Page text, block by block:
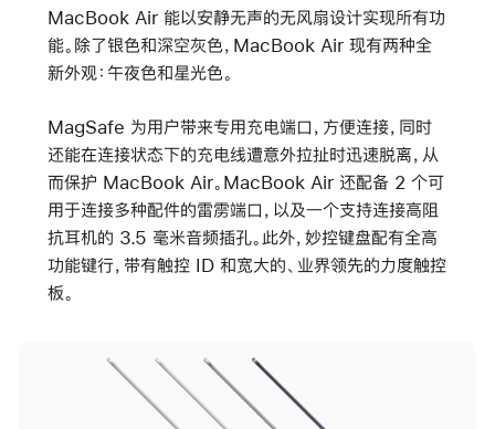
MacBook Air 能以安静无声的无风扇设计实现所有功
能。除了银色和深空灰色，MacBook Air 现有两种全
新外观：午夜色和星光色。
MagSafe 为用户带来专用充电端口，方便连接，同时
还能在连接状态下的充电线遭意外拉扯时迅速脱离，从
而保护 MacBook Air。MacBook Air 还配备 2 个可
用于连接多种配件的雷雳端口，以及一个支持连接高阻
抗耳机的 3.5 毫米音频插孔。此外，妙控键盘配有全高
功能键行，带有触控 ID 和宽大的、业界领先的力度触控
板。